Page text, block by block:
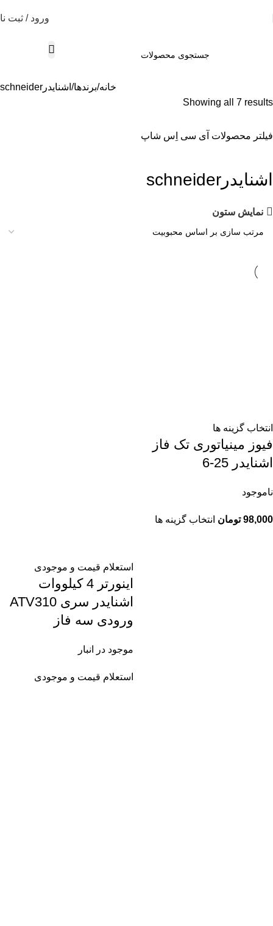
ورود / ثبت
خانه برندها اشنایدرschneider
Showing all 7 results
فیلتر محصولات آی سی اِس شاپ
اشنایدرschneider
نمایش ستون
انتخاب گزینه ها
فیوز مینیاتوری تک فاز
اشنایدر 25-6
ناموجود
98,000 تومان انتخاب گزینه ها
استعلام قیمت و موجودی
اینورتر 4 کیلووات
اشنایدر سری ATV310
ورودی سه فاز
موجود در انبار
استعلام قیمت و موجودی